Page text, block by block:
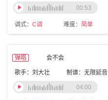
调式： C调 难度： 简单
00:53
弹唱 会不会
歌手：刘大壮 制谱：无限延音
04:00